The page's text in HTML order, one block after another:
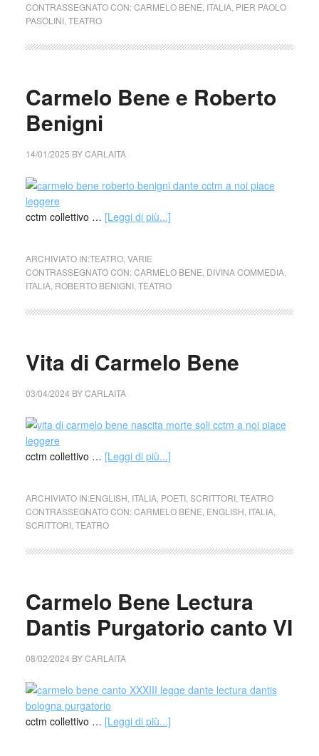
CONTRASSEGNATO CON:CARMELO BENE ITALIA, PIER PAOLO
PASOLINI, TEATRO
Carmelo Bene e Roberto
Benigni
14/01/2025 BYCARLAITA
cctm collettivo … [Leggi di più...]
ARCHIVIATO IN:TEATRO, VARIE
CONTRASSEGNATO CON:CARMELO BENE DIVINA COMMEDIA,
ITALIA, ROBERTO BENIGNI, TEATRO
Vita di Carmelo Bene
03/04/2024 BYCARLAITA
cctm collettivo … [Leggi di più...]
ARCHIVIATO IN:ENGLISH ITALIA, POETI, SCRITTORI, TEATRO
CONTRASSEGNATO CON:CARMELO BENE ENGLISH ITALIA,
SCRITTORI, TEATRO
Carmelo Bene Lectura
Dantis Purgatorio canto VI
08/02/2024 BYCARLAITA
cctm collettivo … [Leggi di più...]